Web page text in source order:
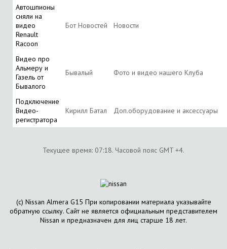
Автошпионы
сняли на
видео
Renault
Racoon
Бот Новостей Новости
Видео про
Альмеру и
Газель от
Бывалого
Бывалый Фото и видео нашего Клуба
Подключение
Видео-
регистратора
Кирилл Батал Доп.оборудование и аксессуары
Текущее время: 07:18. Часовой пояс GMT +4.
(с) Nissan Almera G15 При копировании материала указывайте
обратную ссылку. Сайт не является официальным представителем
Nissan и предназначен для лиц старше 18 лет.